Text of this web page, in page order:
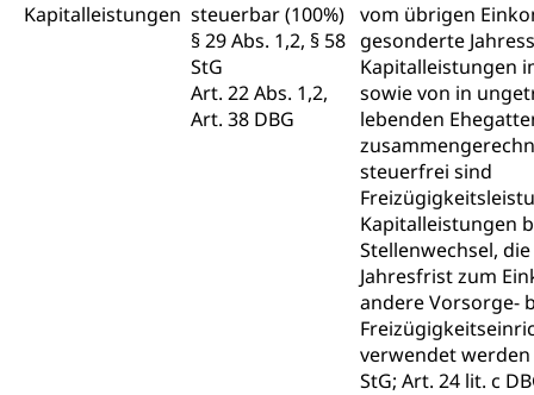
Kapitalleistungen steuerbar (100%)
§ 29 Abs. 1,2, § 58
StG
Art. 22 Abs. 1,2,
Art. 38 DBG
vom übrigen
gesonderte
Kapitalleistungen
sowie von in
lebenden
steuerfrei sind
Kapitalleistungen
Stellenwechsel,
Jahresfrist zum
andere Vorsorge-
verwendet werden
StG; Art. 24 lit. c